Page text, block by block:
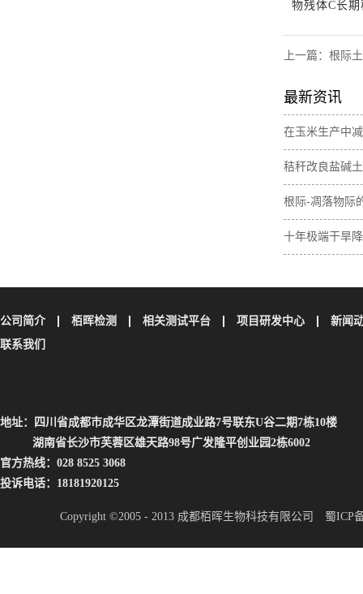
物残体C长
上一篇： 根际
最新资讯
在玉米生产中
肥间作增加土
素含量
秸秆改良盐碱
与无机碳损失
根际-凋落物际
壤碳取决于植
十年极端干旱
公司简介 栢晖检测 相关测试平台 项目研发中心
新闻
联系我们
地址：四川省成都市成华区龙潭街道成业路7号联东U谷二期7栋10楼
湖南省长沙市芙蓉区雄天路98号广发隆平创业园2栋6002
官方热线：028 8525 3068
投诉电话：18181920125
Copyright ©2005 - 2013 成都栢晖生物科技有限公司 蜀ICP